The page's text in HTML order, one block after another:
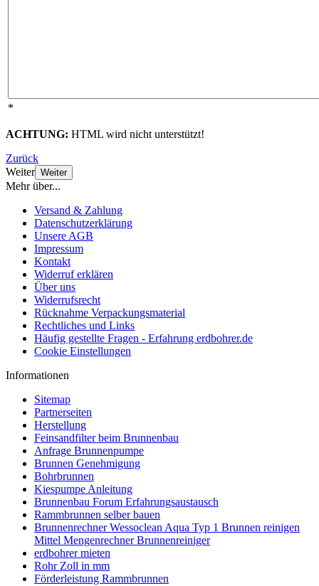
*
ACHTUNG: HTML wird nicht unterstützt!
Zurück
Weiter Weiter
Mehr über...
Versand & Zahlung
Datenschutzerklärung
Unsere AGB
Impressum
Kontakt
Widerruf erklären
Über uns
Widerrufsrecht
Rücknahme Verpackungsmaterial
Rechtliches und Links
Häufig gestellte Fragen - Erfahrung erdbohrer.de
Cookie Einstellungen
Informationen
Sitemap
Partnerseiten
Herstellung
Feinsandfilter beim Brunnenbau
Anfrage Brunnenpumpe
Brunnen Genehmigung
Bohrbrunnen
Kiespumpe Anleitung
Brunnenbau Forum Erfahrungsaustausch
Rammbrunnen selber bauen
Brunnenrechner Wessoclean Aqua Typ 1 Brunnen reinigen
Mittel Mengenrechner Brunnenreiniger
erdbohrer mieten
Rohr Zoll in mm
Förderleistung Rammbrunnen